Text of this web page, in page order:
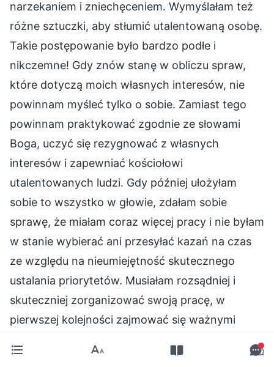
narzekaniem i zniechęceniem. Wymyślałam też
różne sztuczki, aby stłumić utalentowaną osobę.
Takie postępowanie było bardzo podłe i
nikczemne! Gdy znów stanę w obliczu spraw,
które dotyczą moich własnych interesów, nie
powinnam myśleć tylko o sobie. Zamiast tego
powinnam praktykować zgodnie ze słowami
Boga, uczyć się rezygnować z własnych
interesów i zapewniać kościołowi
utalentowanych ludzi. Gdy później ułożyłam
sobie to wszystko w głowie, zdałam sobie
sprawę, że miałam coraz więcej pracy i nie byłam
w stanie wybierać ani przesyłać kazań na czas
ze względu na nieumiejętność skutecznego
ustalania priorytetów. Musiałam rozsądniej i
skuteczniej zorganizować swoją pracę, w
pierwszej kolejności zajmować się ważnymi
później. W ten sposób praca nie będzie